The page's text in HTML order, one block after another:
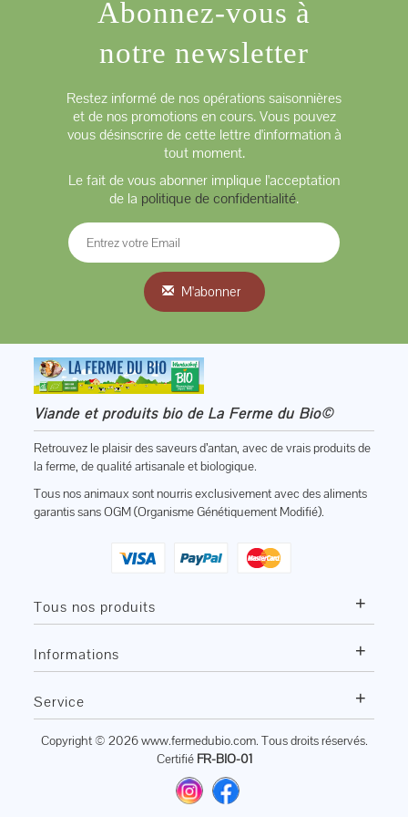
Abonnez-vous à
notre newsletter
Restez informé de nos opérations saisonnières
et de nos promotions en cours. Vous pouvez
vous désinscrire de cette lettre d'information à
tout moment.
Le fait de vous abonner implique l'acceptation
de la politique de confidentialité.
M'abonner
Viande et produits bio de La Ferme du Bio©
Retrouvez le plaisir des saveurs d’antan, avec de vrais produits de
la ferme, de qualité artisanale et biologique.
Tous nos animaux sont nourris exclusivement avec des aliments
garantis sans OGM (Organisme Génétiquement Modifié).
Tous nos produits +
Informations +
Service +
Copyright © 2026www.fermedubio.com. Tous droits réservés.
Certifié FR-BIO-01